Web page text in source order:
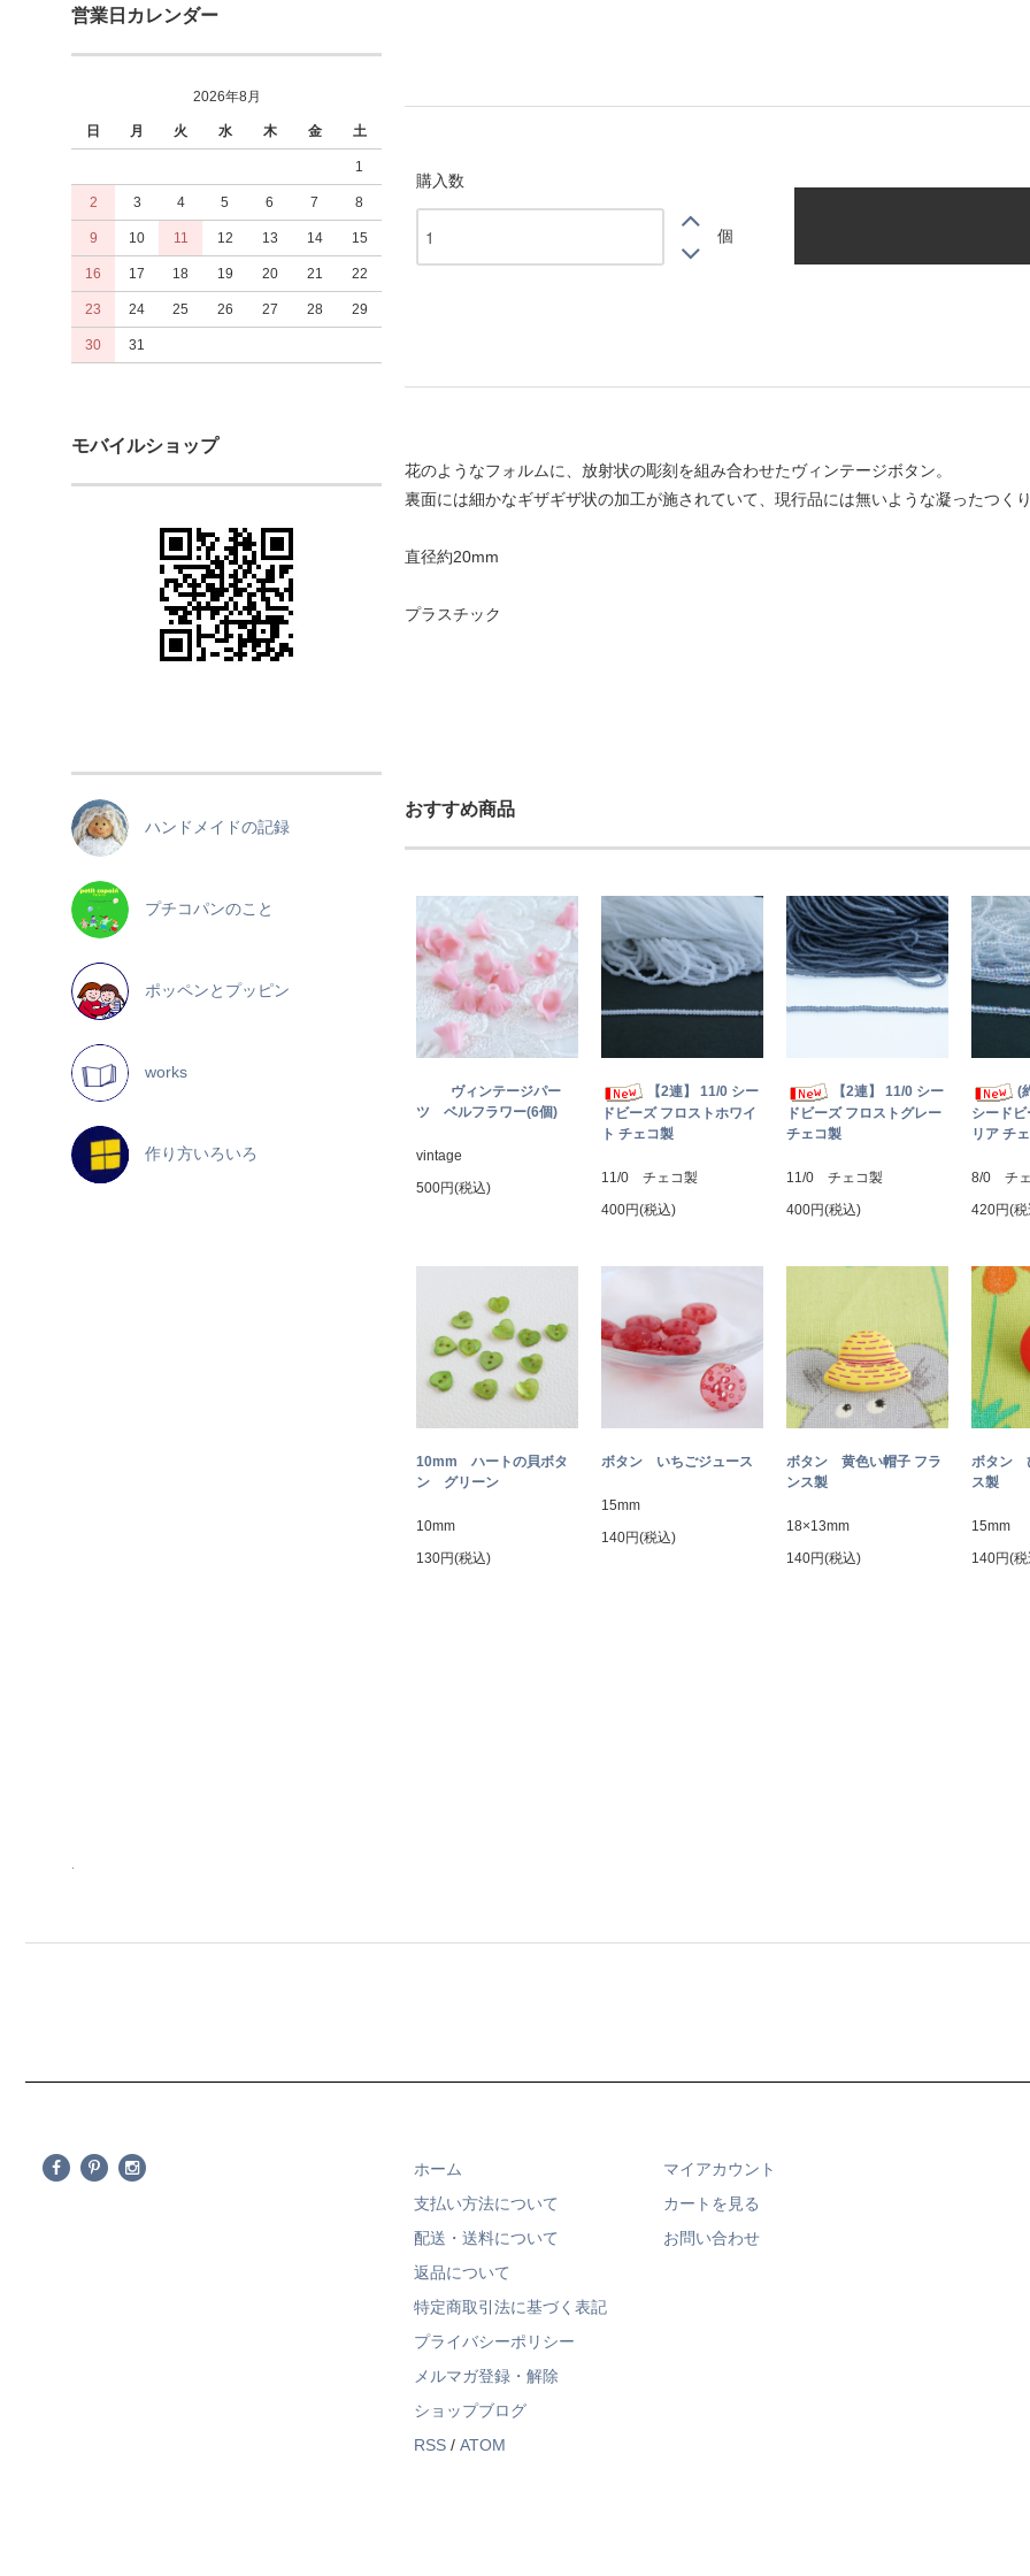
営業日カレンダー
2026年8月
日 月 火 水 木 金 土
1
2 3 4 5 6 7 8
9 10 11 12 13 14 15
16 17 18 19 20 21 22
23 24 25 26 27 28 29
30 31
モバイルショップ
ハンドメイドの記録
プチコパンのこと
ポッペンとプッピン
works
作り方いろいろ
購入数
個
花のようなフォルムに、放射状の彫刻を組み合わせたヴィンテージボタン。
裏面には細かなギザギザ状の加工が施されていて、現行品には無いような凝ったつく
直径約20mm
プラスチック
おすすめ商品
ヴィンテージパー
ツ ベルフラワー(6個)
vintage
500円(税込)
【2連】 11/0 シー
ドビーズ フロストホワイ
ト チェコ製
11/0 チェコ製
400円(税込)
【2連】 11/0 シー
ドビーズ フロストグレー
チェコ製
11/0 チェコ製
400円(税込)
(
シード
リア チ
8/0 チ
420円(税
10mm ハートの貝ボタ
ン グリーン
10mm
130円(税込)
ボタン いちごジュース
15mm
140円(税込)
ボタン 黄色い帽子 フラ
ンス製
18×13mm
140円(税込)
ボタン
ス製
15mm
140円(
ホーム
支払い方法について
配送・送料について
返品について
特定商取引法に基づく表記
プライバシーポリシー
メルマガ登録・解除
ショップブログ
RSS / ATOM
マイアカウント
カートを見る
お問い合わせ